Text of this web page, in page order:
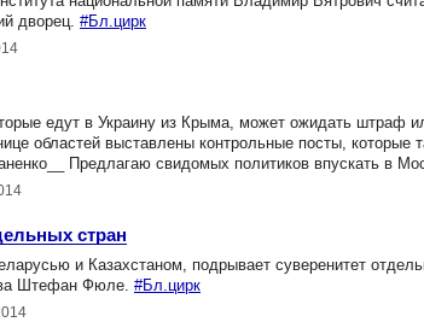
дворец. #Бл.цирк
едут в Украину из Крыма, может ожидать штраф
областей выставлены контрольные посты, которые
Предлагаю свидомых политиков впускать в
стран
и Казахстаном, подрывает суверенитет
Штефан Фюле. #Бл.цирк